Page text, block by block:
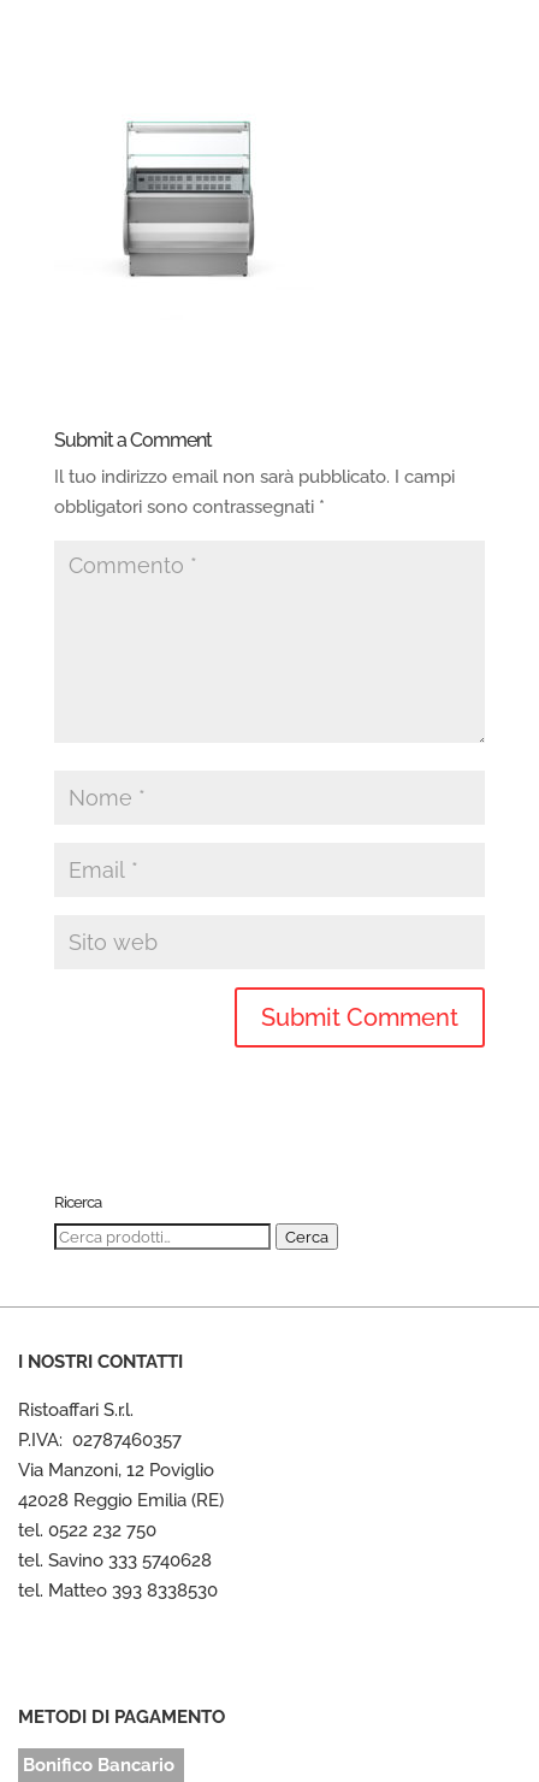
Submit a Comment
Il tuo indirizzo email non sarà pubblicato. I campi
obbligatori sono contrassegnati *
Ricerca
Cerca: Cerca
I NOSTRI CONTATTI
Ristoaffari S.r.l.
P.IVA: 02787460357
Via Manzoni, 12 Poviglio
42028 Reggio Emilia (RE)
tel. 0522 232 750
tel. Savino 333 5740628
tel. Matteo 393 8338530
METODI DI PAGAMENTO
Bonifico Bancario